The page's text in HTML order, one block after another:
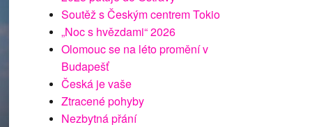
Soutěž s Českým centrem Tokio
„Noc s hvězdami“ 2026
Olomouc se na léto promění v
Budapešť
Česká je vaše
Ztracené pohyby
Nezbytná přání